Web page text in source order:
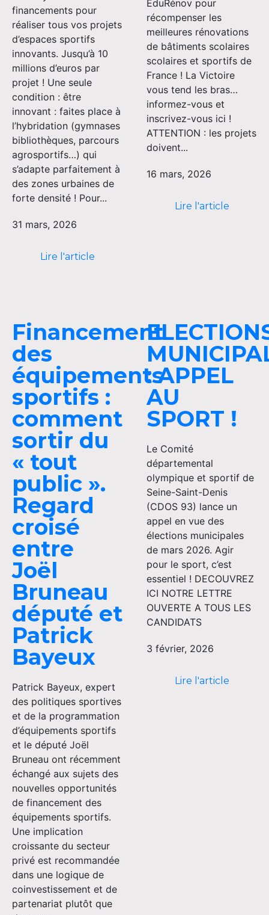
financements pour
réaliser tous vos projets
d’espaces sportifs
innovants. Jusqu’à 10
millions d’euros par
projet ! Une seule
condition : être
innovant : faites place à
l’hybridation (gymnases
bibliothèques, parcours
agrosportifs…) qui
s’adapte parfaitement à
des zones urbaines de
forte densité ! Pour...
31 mars, 2026
Lire l'article
EduRénov pour
récompenser les
meilleures rénovations
de bâtiments scolaires
scolaires et sportifs de
France ! La Victoire
vous tend les bras…
informez-vous et
inscrivez-vous ici !
ATTENTION : les projets
doivent...
16 mars, 2026
Lire l'article
Financement
des
équipements
sportifs :
comment
sortir du
« tout
public ».
Regard
croisé
entre
Joël
Bruneau
député et
Patrick
Bayeux
Patrick Bayeux, expert
des politiques sportives
et de la programmation
d’équipements sportifs
et le député Joël
Bruneau ont récemment
échangé aux sujets des
nouvelles opportunités
de financement des
équipements sportifs.
Une implication
croissante du secteur
privé est recommandée
dans une logique de
coinvestissement et de
partenariat plutôt que
: APPEL
AU
SPORT !
Le Comité
départemental
olympique et sportif de
Seine-Saint-Denis
(CDOS 93) lance un
appel en vue des
élections municipales
de mars 2026. Agir
pour le sport, c’est
essentiel ! DECOUVREZ
ICI NOTRE LETTRE
OUVERTE A TOUS LES
CANDIDATS
3 février, 2026
Lire l'article